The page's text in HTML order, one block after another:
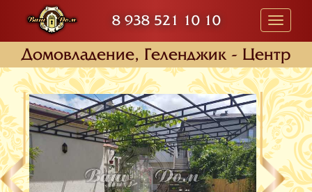
8 938 521 10 10
Toggle
Домовладение, Геленджик - Центр